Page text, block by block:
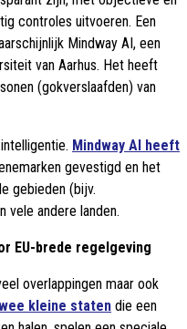
controles uitvoeren. Een
Mindway AI, een
van Aarhus. Het heeft
(gokverslaafden) van
Mindway AI heeft
gevestigd en het
gebieden (bijv.
vele andere landen.
EU-brede regelgeving
overlappingen maar ook
kleine staten die een